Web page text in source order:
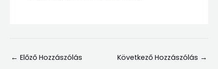
← Előző Hozzászólás Következő Hozzászólás →